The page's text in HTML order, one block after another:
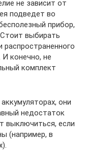
не зависит от
подведет во
прибор,
выбирать
И конечно, не
комплект
они
недостаток
выключиться, если
(например, в